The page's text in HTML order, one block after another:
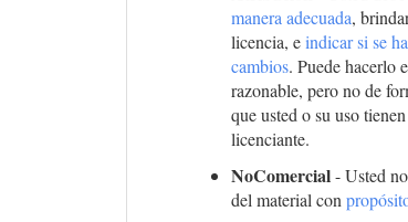
manera adecuada,
licencia, eindicar si se
cambios. Puede hacerlo
razonable, pero no de
que usted o su uso
licenciante.
NoComercial- Usted
del material con